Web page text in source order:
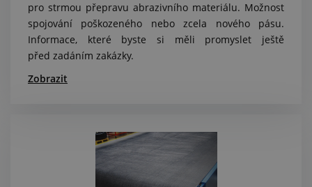
pro strmou přepravu abrazivního materiálu. Možnost
spojování poškozeného nebo zcela nového pásu.
Informace, které byste si měli promyslet ještě
před zadáním zakázky.
Zobrazit